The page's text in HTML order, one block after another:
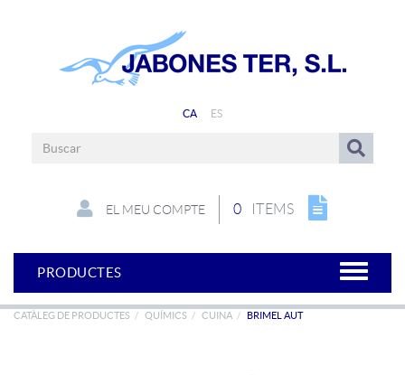
CA ES
0 ITEMS
EL MEU COMPTE
PRODUCTES
CATÀLEG DE PRODUCTES QUÍMICS CUINA BRIMEL AUT